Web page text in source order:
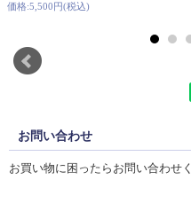
価格:5,500円(税込)
お問い合わせ
お買い物に困ったらお問い合わせ